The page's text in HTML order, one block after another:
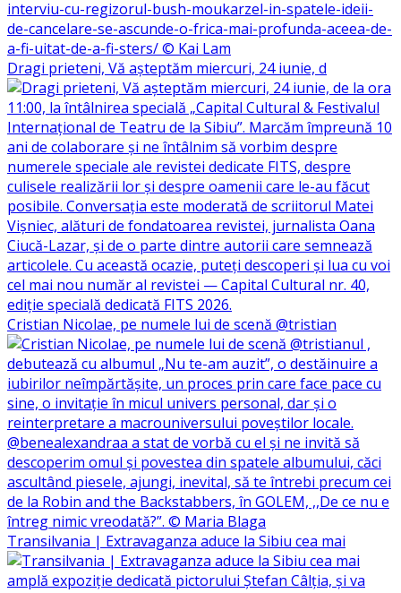
Dragi prieteni, Vă așteptăm miercuri, 24 iunie, d
Cristian Nicolae, pe numele lui de scenă @tristian
Transilvania | Extravaganza aduce la Sibiu cea mai